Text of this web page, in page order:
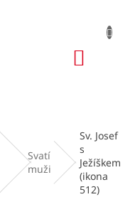
Svatí
muži
Sv. Josef
s
Ježíškem
(ikona
512)